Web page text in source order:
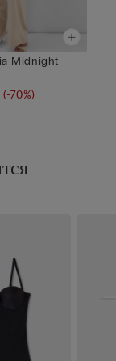
Midnight
(-70%)